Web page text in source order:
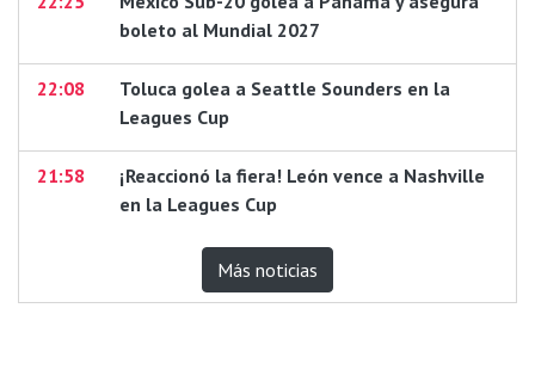
boleto al Mundial 2027
22:08
Toluca golea a Seattle Sounders en la
Leagues Cup
21:58
¡Reaccionó la fiera! León vence a Nashville
en la Leagues Cup
Más noticias